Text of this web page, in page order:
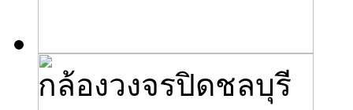
กล้องวงจรปิดชลบุรี